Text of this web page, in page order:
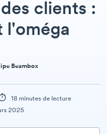
clients :
l'oméga
Beambox
18 minutes de lecture
2025